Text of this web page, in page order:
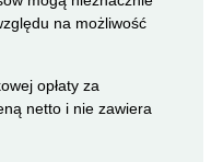
na możliwość
opłaty za
netto i nie zawiera